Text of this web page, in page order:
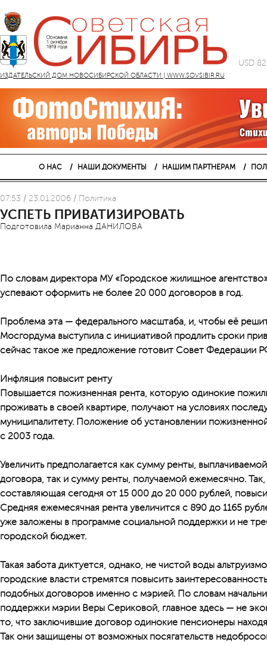
ИЗДАТЕЛЬСКИЙ ДОМ НОВОСИБИРСКОЙ ОБЛАСТИ | WWW.SOVSIBIR.RU
USD
О НАС НАШИ ДОКУМЕНТЫ НАШИМ ПАРТНЕРАМ
07:53 / 23.01.2006 / Политика
УСПЕТЬ ПРИВАТИЗИРОВАТЬ
Подготовила Марианна ДАНИЛОВА
По словам директора МУ «Городское жилищное
успевают оформить не более 20 000 договоров в год.
Проблема эта — федерального масштаба, и, чтобы её
Мосгордума выступила с инициативой продлить сроки
сейчас такое же предложение готовит Совет Федерации
Инфляция повысит ренту
Повышается пожизненная рента, которую одинокие
проживать в своей квартире, получают на условиях
муниципалитету. Положение об установлении
с 2003 года.
Увеличить предполагается как сумму ренты,
договора, так и сумму ренты, получаемой ежемесячно.
составляющая сегодня от 15 000 до 20 000 рублей,
Средняя ежемесячная рента увеличится с 890 до 1165
уже заложены в программе социальной поддержки и не
городской бюджет.
Такая забота диктуется, однако, не чистой воды
городские власти стремятся повысить
подобных договоров именно с мэрией. По словам
поддержки мэрии Веры Сериковой, главное здесь — не
то, что заключившие договор одинокие пенсионеры
Так они защищены от возможных посягательств